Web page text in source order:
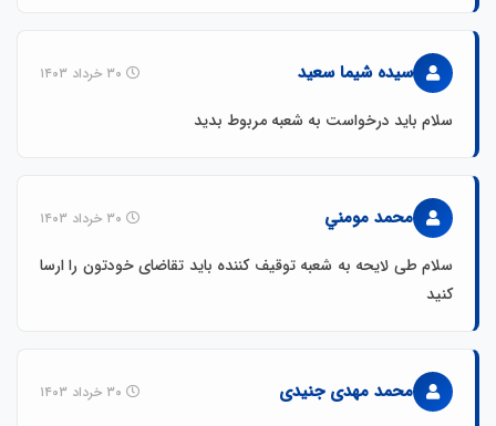
سیده شیما سعید
سلام باید درخواست به شعبه مربوط بدید
محمد مومني
سلام طی لایحه به شعبه توقیف کننده باید تقاضای خودتون را ارسا
کنید
محمد مهدی جنیدی